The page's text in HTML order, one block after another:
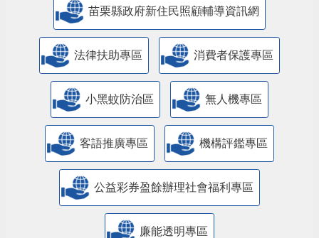
苗栗縣政府新住民照顧輔導資訊網
法律扶助專區 消費者保護專區
小黑蚊防治區 無人機專區
客語推廣專區 機構評鑑專區
公益彩券盈餘辦理社會福利專區
廉能透明專區